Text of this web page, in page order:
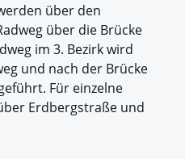
über den
über die Brücke
im 3. Bezirk wird
und nach der Brücke
Für einzelne
Erdbergstraße und